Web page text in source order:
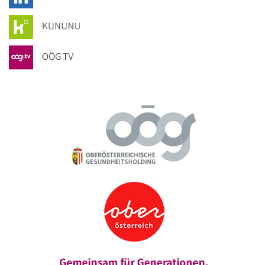
KUNUNU
OÖG TV
Gemeinsam für Generationen.